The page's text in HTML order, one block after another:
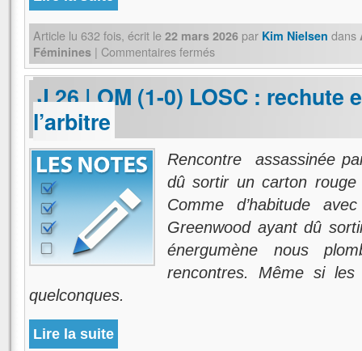
Article lu 632 fois, écrit le 22 mars 2026 par Kim Nielsen dans
Féminines | Commentaires fermés
J 26 | OM (1-0) LOSC : rechute
l’arbitre
Rencontre assassinée
dû sortir un carton
Comme d’habitude
Greenwood ayant dû
énergumène nous
rencontres. Même si
quelconques.
Lire la suite